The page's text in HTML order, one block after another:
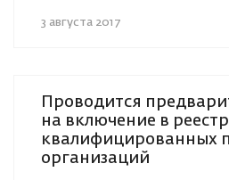
3 августа 2017
Проводится
на включение в реестр
квалифицированных
организаций